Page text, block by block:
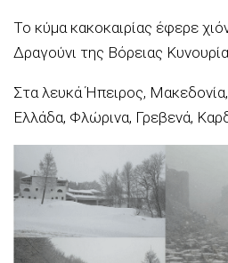
Το κύμα κακοκαιρίας έφερε
Δραγούνι της Βόρειας
Στα λευκά Ήπειρος,
Ελλάδα, Φλώρινα, Γρεβενά,